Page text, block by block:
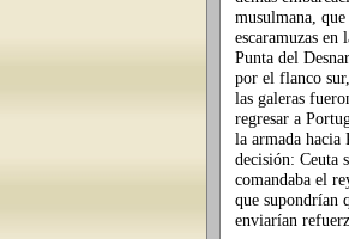
musulmana,
escaramuzas
Punta del
por el flanco
las galeras
regresar a
la armada hacia
decisión: Ceuta
comandaba el
que supondrían
enviarían